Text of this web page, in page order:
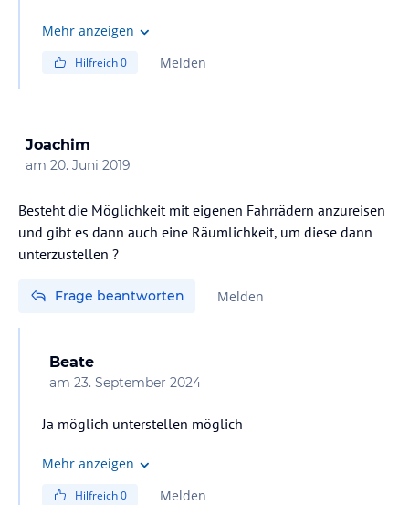
Mehr anzeigen
Hilfreich0 Melden
Joachim
am 20. Juni 2019
Besteht die Möglichkeit mit eigenen Fahrrädern anzureisen
und gibt es dann auch eine Räumlichkeit, um diese dann
unterzustellen ?
Frage beantworten Melden
Beate
am 23. September 2024
Ja möglich unterstellen möglich
Mehr anzeigen
Hilfreich0 Melden